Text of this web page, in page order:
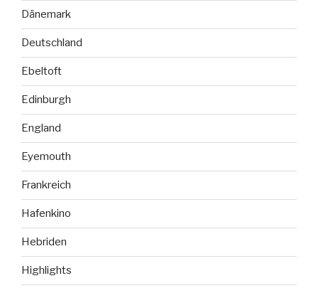
Dänemark
Deutschland
Ebeltoft
Edinburgh
England
Eyemouth
Frankreich
Hafenkino
Hebriden
Highlights